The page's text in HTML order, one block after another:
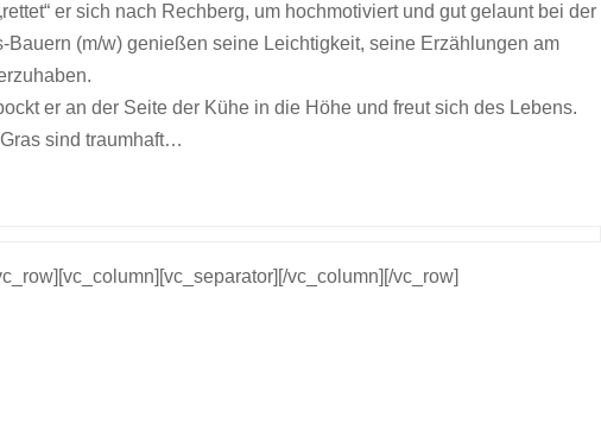
er sich nach Rechberg, um hochmotiviert und gut gelaunt bei der
Bauern (m/w) genießen seine Leichtigkeit, seine Erzählungen am
er an der Seite der Kühe in die Höhe und freut sich des Lebens.
sind traumhaft…
vc_column][/vc_row]